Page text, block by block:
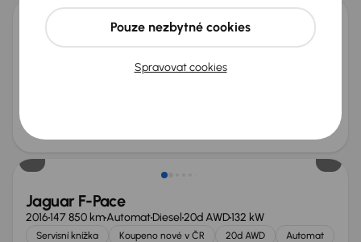
Jaguar XK
Kůže
automatická klimatizace
Jaguar F-Pace
2016147 850 kmAutomatDiesel20d AWD132 kW
Servisní knížka Koupeno nové v ČR 20d AWD
Automat
Spravovat cookies
Pouze nezbytné cookies